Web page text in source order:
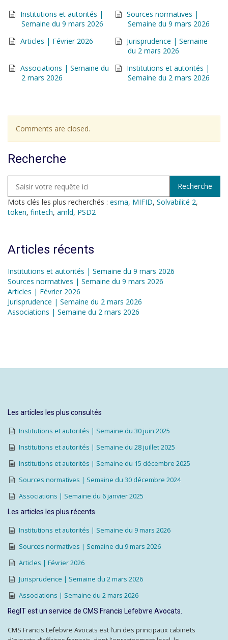
Institutions et autorités |
Semaine du 9 mars 2026
Sources normatives |
Semaine du 9 mars 2026
Articles | Février 2026
Jurisprudence | Semaine
du 2 mars 2026
Associations | Semaine du
2 mars 2026
Institutions et autorités |
Semaine du 2 mars 2026
Comments are closed.
Recherche
Mots clés les plus recherchés : esma, MIFID, Solvabilité 2,
token, fintech, amld, PSD2
Articles récents
Institutions et autorités | Semaine du 9 mars 2026
Sources normatives | Semaine du 9 mars 2026
Articles | Février 2026
Jurisprudence | Semaine du 2 mars 2026
Associations | Semaine du 2 mars 2026
Les articles les plus consultés
Institutions et autorités | Semaine du 30 juin 2025
Institutions et autorités | Semaine du 28 juillet 2025
Institutions et autorités | Semaine du 15 décembre 2025
Sources normatives | Semaine du 30 décembre 2024
Associations | Semaine du 6 janvier 2025
Les articles les plus récents
Institutions et autorités | Semaine du 9 mars 2026
Sources normatives | Semaine du 9 mars 2026
Articles | Février 2026
Jurisprudence | Semaine du 2 mars 2026
Associations | Semaine du 2 mars 2026
RegIT est un service de CMS Francis Lefebvre Avocats.
CMS Francis Lefebvre Avocats est l’un des principaux cabinets